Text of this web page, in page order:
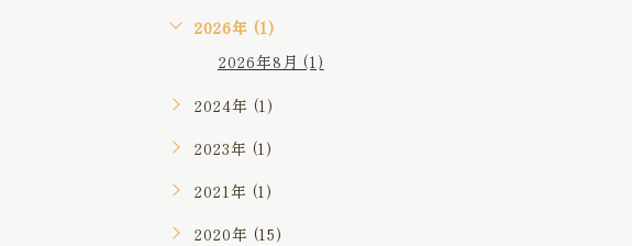
2026年 (1)
2026年8月 (1)
2024年 (1)
2023年 (1)
2021年 (1)
2020年 (15)